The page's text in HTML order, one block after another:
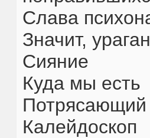
Слава
Значит, ураган
Сияние
Куда мы есть
Потрясающий
Калейдоскоп